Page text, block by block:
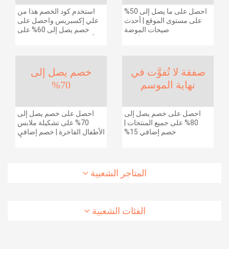
استخدم كود الخصم هذا من
علي إكسبريس واحصل على
خصم يصل إلى 60% على
الطلبات التي تزيد قيمتها عن
1425 ريالًا سعوديًا | شحن مج
احصل على ما يصل إلى 50%
على مستوى الموقع | أحدث
صيحات الموضة
خصم يصل إلى
70%
احصل على خصم يصل إلى
70% على تشكيلة ملابس
الأطفال الفاخرة | خصم إضافي
صفقة لا تُفوَّت في
نهاية الموسم
احصل على خصم يصل إلى
80% على جميع المنتجات |
خصم إضافي 15%
المتاجر الشعبية
الفئات الشعبية